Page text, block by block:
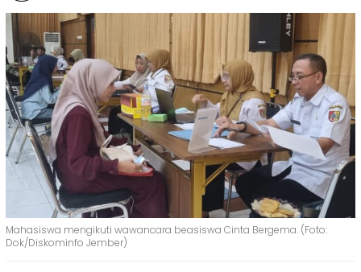
Mahasiswa mengikuti wawancara beasiswa Cinta Bergema. (Foto:
Dok/Diskominfo Jember)